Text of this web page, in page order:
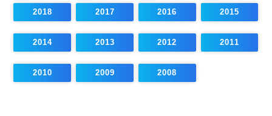
2018 2017 2016 2015
2014 2013 2012 2011
2010 2009 2008